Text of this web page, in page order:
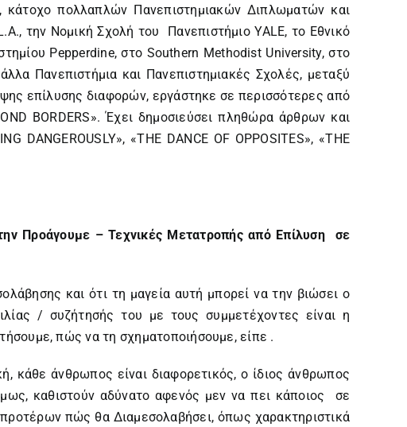
κάτοχο πολλαπλών Πανεπιστημιακών Διπλωματών και
την Νομική Σχολή του Πανεπιστήμιο YALE, το Εθνικό
Pepperdine, στο Southern Methodist University, στο
Πανεπιστήμια και Πανεπιστημιακές Σχολές, μεταξύ
επίλυσης διαφορών, εργάστηκε σε περισσότερες από
BORDERS». Έχει δημοσιεύσει πληθώρα άρθρων και
DANGEROUSLY», «THE DANCE OF OPPOSITES», «THE
Προάγουμε – Τεχνικές Μετατροπής από Επίλυση σε
και ότι τη μαγεία αυτή μπορεί να την βιώσει ο
/ συζήτησής του με τους συμμετέχοντες είναι η
πώς να τη σχηματοποιήσουμε, είπε .
κάθε άνθρωπος είναι διαφορετικός, ο ίδιος άνθρωπος
καθιστούν αδύνατο αφενός μεν να πει κάποιος σε
πώς θα Διαμεσολαβήσει, όπως χαρακτηριστικά